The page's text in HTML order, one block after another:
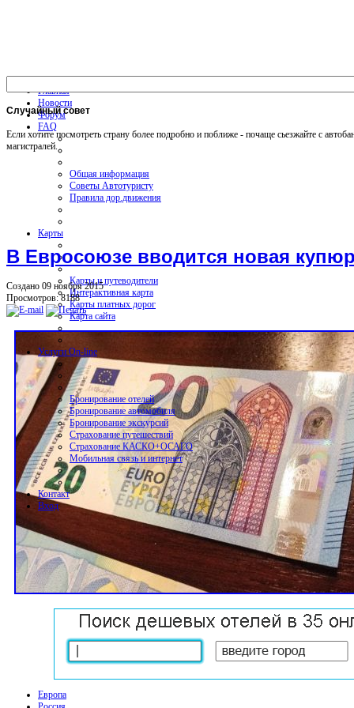
Главная
Новости
Форум
FAQ
Общая информация
Советы Автотуристу
Правила дор.движения
Карты
Карты и путеводители
Интерактивная карта
Карты платных дорог
Карта сайта
Услуги On-line
Бронирование отелей
Бронирование автомобиля
Бронирование экскурсий
Страхование путешествий
Страхование КАСКО+ОСАГО
Мобильная связь и интернет
Контакт
Вход
Случайныйсовет
Если хотите посмотреть страну более подробно и поближе - почаще сьезжайте с
магистралей.
В Евросоюзе вводится новая
Создано 09 ноября 2015
Просмотров: 8188
Европа